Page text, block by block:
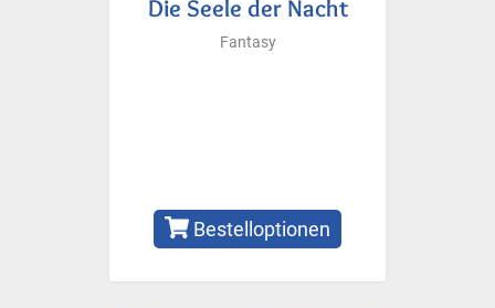
Die Seele der Nacht
Fantasy
Bestelloptionen